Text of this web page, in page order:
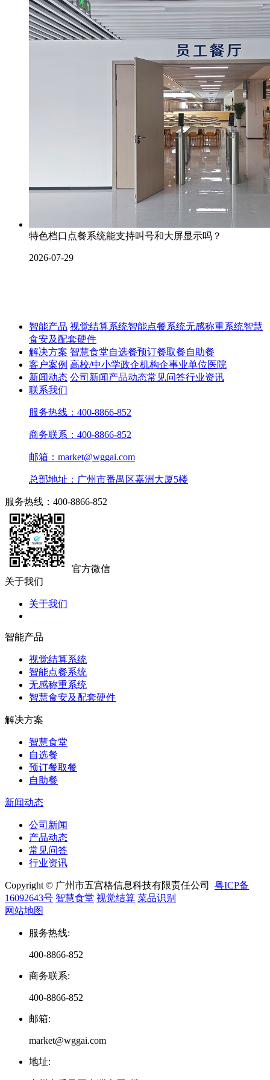
特色档口点餐系统能支持叫号和大屏显示吗？
2026-07-29
智能产品 视觉结算系统智能点餐系统无感称重系统智慧
食安及配套硬件
解决方案 智慧食堂自选餐预订餐取餐自助餐
客户案例 高校/中小学政企机构企事业单位医院
新闻动态 公司新闻产品动态常见问答行业资讯
联系我们
服务热线：400-8866-852
商务联系：400-8866-852
邮箱：market@wggai.com
总部地址：广州市番禺区嘉洲大厦5楼
服务热线：400-8866-852
官方微信
关于我们
关于我们
智能产品
视觉结算系统
智能点餐系统
无感称重系统
智慧食安及配套硬件
解决方案
智慧食堂
自选餐
预订餐取餐
自助餐
新闻动态
公司新闻
产品动态
常见问答
行业资讯
Copyright © 广州市五宫格信息科技有限责任公司 粤ICP备
16092643号 智慧食堂 视觉结算 菜品识别
网站地图
服务热线:
400-8866-852
商务联系:
400-8866-852
邮箱:
market@wggai.com
地址: